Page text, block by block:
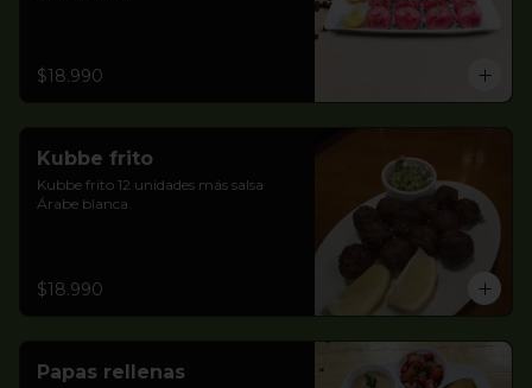
$18.990
Kubbe frito
Kubbe frito 12 unidades más salsa
Árabe blanca.
$18.990
Papas rellenas